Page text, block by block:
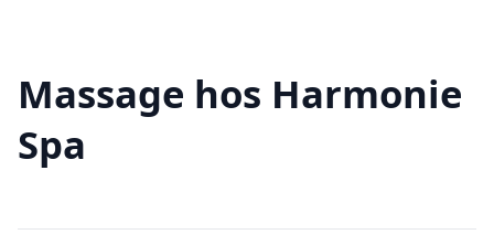
Massage hos Harmonie
Spa